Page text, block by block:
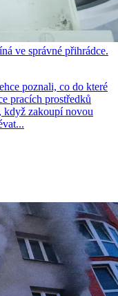
ve správné přihrádce.
poznali, co do které
pracích prostředků
když zakoupí novou